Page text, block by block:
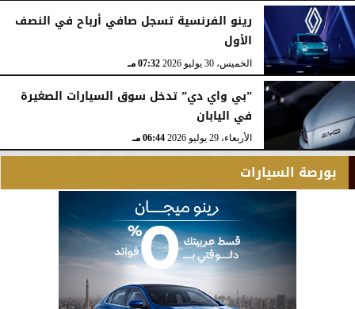
رينو الفرنسية تسجل صافي أرباح في النصف
الأول
الخميس، 30 يوليو 2026 07:32 مـ
”بي واي دي” تدخل سوق السيارات الصغيرة
في اليابان
الأربعاء، 29 يوليو 2026 06:44 مـ
بورصة السيارات